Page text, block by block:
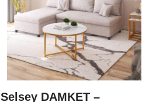
Selsey DAMKET –